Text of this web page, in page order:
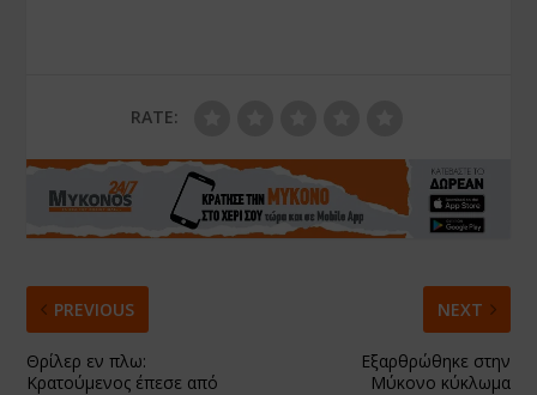
RATE:
PREVIOUS
Θρίλερ εν πλω:
Κρατούμενος έπεσε από
NEXT
Εξαρθρώθηκε στην
Μύκονο κύκλωμα